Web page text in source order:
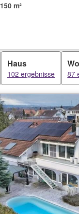
150 m²
Haus
102 ergebnisse 87